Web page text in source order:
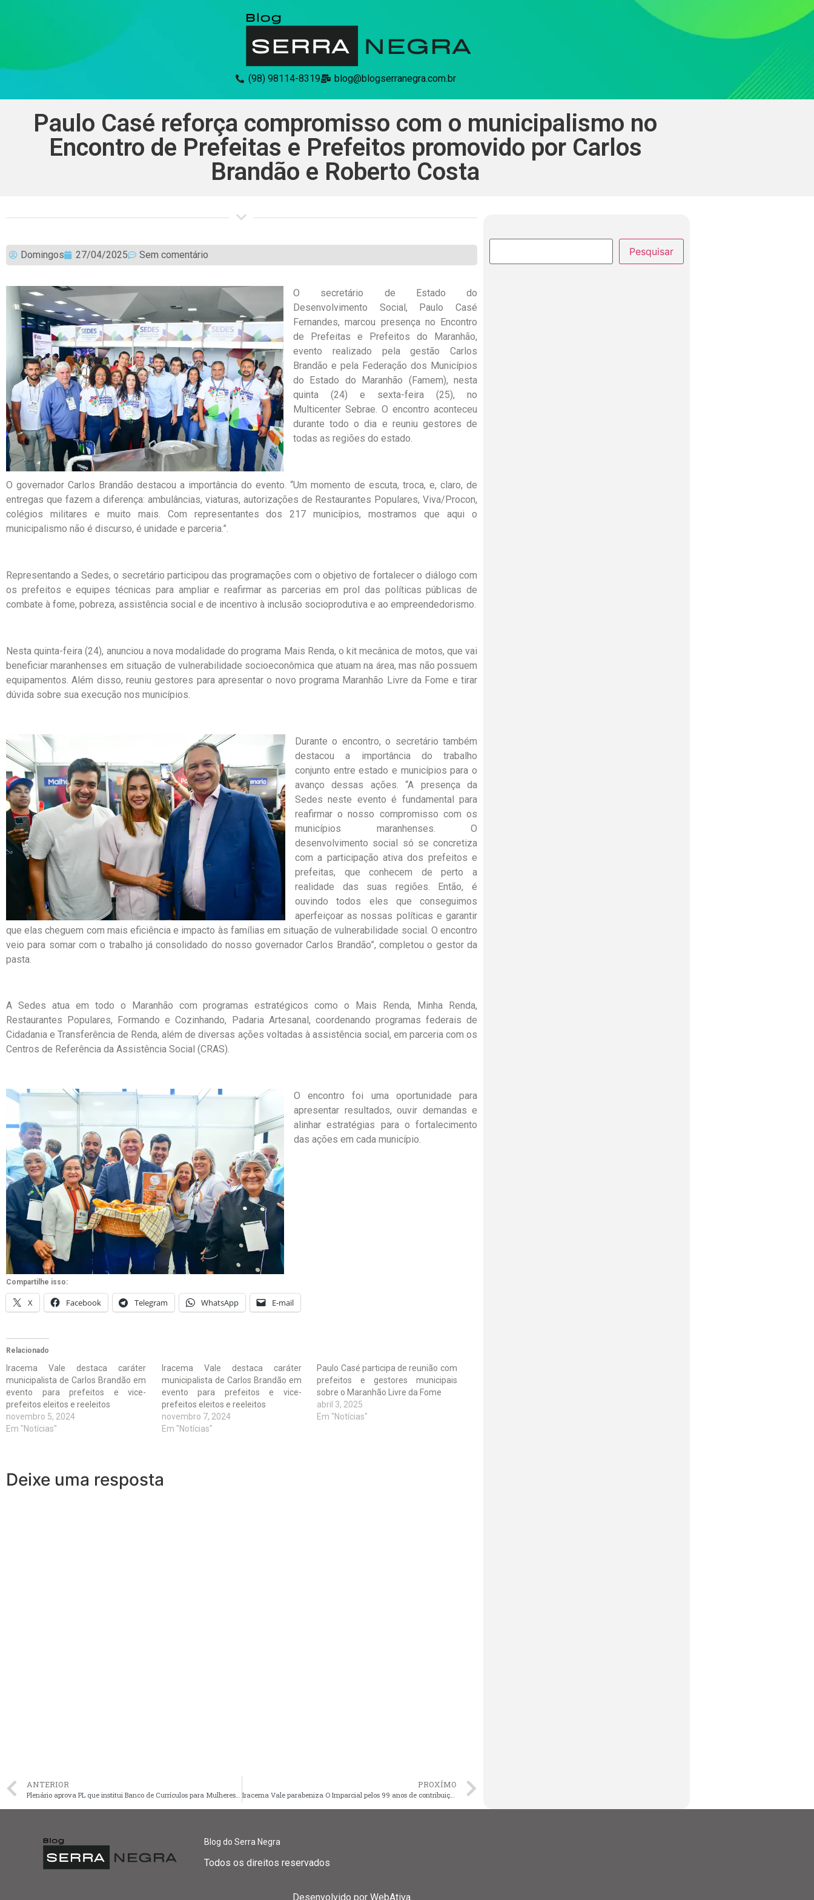
(98) 98114-8319 blog@blogserranegra.com.br
Paulo Casé reforça compromisso com o municipalismo no
Encontro de Prefeitas e Prefeitos promovido por Carlos
Brandão e Roberto Costa
Domingos 27/04/2025 Sem comentário
O secretário de Estado do
Desenvolvimento Social, Paulo Casé
Fernandes, marcou presença no Encontro
de Prefeitas e Prefeitos do Maranhão,
evento realizado pela gestão Carlos
Brandão e pela Federação dos Municípios
do Estado do Maranhão (Famem), nesta
quinta (24) e sexta-feira (25), no
Multicenter Sebrae. O encontro aconteceu
durante todo o dia e reuniu gestores de
todas as regiões do estado.
O governador Carlos Brandão destacou a importância do evento. “Um momento de escuta, troca, e, claro, de
entregas que fazem a diferença: ambulâncias, viaturas, autorizações de Restaurantes Populares, Viva/Procon,
colégios militares e muito mais. Com representantes dos 217 municípios, mostramos que aqui o
municipalismo não é discurso, é unidade e parceria.”.
Representando a Sedes, o secretário participou das programações com o objetivo de fortalecer o diálogo com
os prefeitos e equipes técnicas para ampliar e reafirmar as parcerias em prol das políticas públicas de
combate à fome, pobreza, assistência social e de incentivo à inclusão socioprodutiva e ao empreendedorismo.
Nesta quinta-feira (24), anunciou a nova modalidade do programa Mais Renda, o kit mecânica de motos, que vai
beneficiar maranhenses em situação de vulnerabilidade socioeconômica que atuam na área, mas não possuem
equipamentos. Além disso, reuniu gestores para apresentar o novo programa Maranhão Livre da Fome e tirar
dúvida sobre sua execução nos municípios.
Durante o encontro, o secretário também
destacou a importância do trabalho
conjunto entre estado e municípios para o
avanço dessas ações. “A presença da
Sedes neste evento é fundamental para
reafirmar o nosso compromisso com os
municípios maranhenses. O
desenvolvimento social só se concretiza
com a participação ativa dos prefeitos e
prefeitas, que conhecem de perto a
realidade das suas regiões. Então, é
ouvindo todos eles que conseguimos
aperfeiçoar as nossas políticas e garantir
que elas cheguem com mais eficiência e impacto às famílias em situação de vulnerabilidade social. O encontro
veio para somar com o trabalho já consolidado do nosso governador Carlos Brandão”, completou o gestor da
pasta.
A Sedes atua em todo o Maranhão com programas estratégicos como o Mais Renda, Minha Renda,
Restaurantes Populares, Formando e Cozinhando, Padaria Artesanal, coordenando programas federais de
Cidadania e Transferência de Renda, além de diversas ações voltadas à assistência social, em parceria com os
Centros de Referência da Assistência Social (CRAS).
O encontro foi uma oportunidade para
apresentar resultados, ouvir demandas e
alinhar estratégias para o fortalecimento
das ações em cada município.
Compartilhe isso:
X Facebook Telegram WhatsApp E-mail
Relacionado
Iracema Vale destaca caráter
municipalista de Carlos Brandão em
evento para prefeitos e vice-
prefeitos eleitos e reeleitos
novembro 5, 2024
Em "Notícias"
Iracema Vale destaca caráter
municipalista de Carlos Brandão em
evento para prefeitos e vice-
prefeitos eleitos e reeleitos
novembro 7, 2024
Em "Notícias"
Paulo Casé participa de reunião com
prefeitos e gestores municipais
sobre o Maranhão Livre da Fome
abril 3, 2025
Em "Notícias"
Deixe uma resposta
ANTERIOR
Plenário aprova PL que institui Banco de Currículos para Mulheres em situação de Vulnerabilidade Social
PROXÍMO
Iracema Vale parabeniza O Imparcial pelos 99 anos de contribuição ao jornalismo maranhense
Pesquisar
Blog do Serra Negra
Todos os direitos reservados
Desenvolvido por WebAtiva